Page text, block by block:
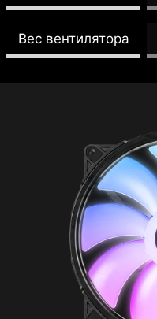
Вес вентилятора